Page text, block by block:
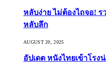
หลับง่าย ไม่ต้องไถจอ!
หลับลึก
AUGUST 20, 2025
อัปเดต หนังไทยเข้าโรง